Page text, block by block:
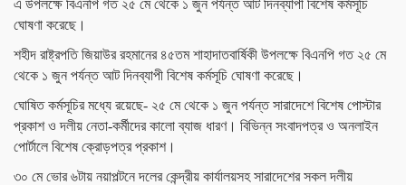
এ উপলক্ষে বিএনপি গত ২৫ মে থেকে ১ জুন পর্যন্ত আট দিনব্যাপী বিশেষ কর্মসূচি
ঘোষণা করেছে।
শহীদ রাষ্ট্রপতি জিয়াউর রহমানের ৪৫তম শাহাদাতবার্ষিকী উপলক্ষে বিএনপি গত ২৫ মে
থেকে ১ জুন পর্যন্ত আট দিনব্যাপী বিশেষ কর্মসূচি ঘোষণা করেছে।
ঘোষিত কর্মসূচির মধ্যে রয়েছে- ২৫ মে থেকে ১ জুন পর্যন্ত সারাদেশে বিশেষ পোস্টার
প্রকাশ ও দলীয় নেতা-কর্মীদের কালো ব্যাজ ধারণ। বিভিন্ন সংবাদপত্র ও অনলাইন
পোর্টালে বিশেষ ক্রোড়পত্র প্রকাশ।
৩০ মে ভোর ৬টায় নয়াপল্টনে দলের কেন্দ্রীয় কার্যালয়সহ সারাদেশের সকল দলীয়